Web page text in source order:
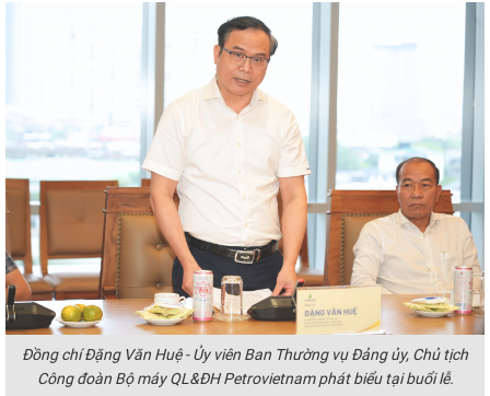
Đồng chí Đặng Văn Huệ - Ủy viên Ban Thường vụ Đảng ủy, Chủ tịch
Công đoàn Bộ máy QL&ĐH Petrovietnam phát biểu tại buổi lễ.